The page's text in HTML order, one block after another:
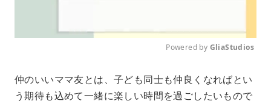
u
t
Powered by GliaStudios
仲のいいママ友とは、子ども同士も仲良くなればとい
う期待も込めて一緒に楽しい時間を過ごしたいもので